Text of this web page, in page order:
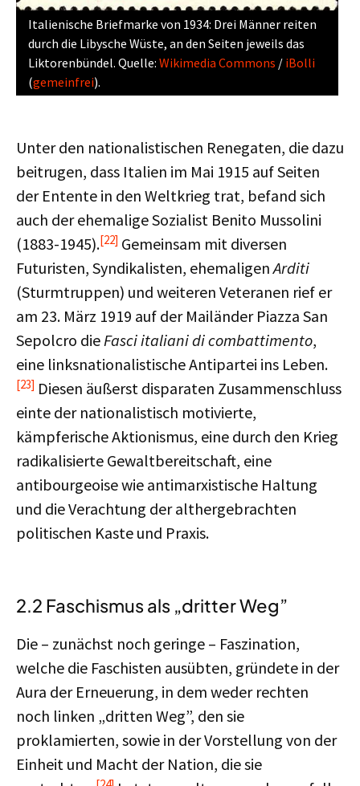
Italienische Briefmarke von 1934: Drei Männer reiten
durch die Libysche Wüste, an den Seiten jeweils das
Liktorenbündel. Quelle: Wikimedia Commons / iBolli
(gemeinfrei).
Unter den nationalistischen Renegaten, die dazu
beitrugen, dass Italien im Mai 1915 auf Seiten
der Entente in den Weltkrieg trat, befand sich
auch der ehemalige Sozialist Benito Mussolini
(1883-1945).[22] Gemeinsam mit diversen
Futuristen, Syndikalisten, ehemaligenArditi
(Sturmtruppen) und weiteren Veteranen rief er
am 23. März 1919 auf der Mailänder Piazza San
Sepolcro dieFasci italiani di combattimento,
eine linksnationalistische Antipartei ins Leben.
[23] Diesen äußerst disparaten Zusammenschluss
einte der nationalistisch motivierte,
kämpferische Aktionismus, eine durch den Krieg
radikalisierte Gewaltbereitschaft, eine
antibourgeoise wie antimarxistische Haltung
und die Verachtung der althergebrachten
politischen Kaste und Praxis.
2.2 Faschismus als „dritter Weg”
Die – zunächst noch geringe – Faszination,
welche die Faschisten ausübten, gründete in der
Aura der Erneuerung, in dem weder rechten
noch linken „dritten Weg”, den sie
proklamierten, sowie in der Vorstellung von der
Einheit und Macht der Nation, die sie